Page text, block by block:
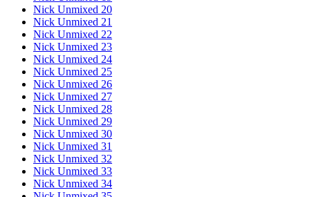
Nick Unmixed 20
Nick Unmixed 21
Nick Unmixed 22
Nick Unmixed 23
Nick Unmixed 24
Nick Unmixed 25
Nick Unmixed 26
Nick Unmixed 27
Nick Unmixed 28
Nick Unmixed 29
Nick Unmixed 30
Nick Unmixed 31
Nick Unmixed 32
Nick Unmixed 33
Nick Unmixed 34